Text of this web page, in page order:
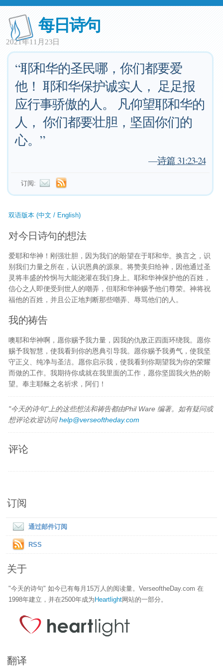
每日诗句
2021年11月23日
“耶和华的圣民哪，你们都要爱
他！ 耶和华保护诚实人， 足足报
应行事骄傲的人。 凡仰望耶和华的
人， 你们都要壮胆，坚固你们的
心。”
—诗篇 31:23-24
订阅:
双语版本 (中文 / English)
对今日诗句的想法
爱耶和华神！刚强壮胆，因为我们的盼望在于耶和华。换言之，识
别我们力量之所在，认识恩典的源泉。将赞美归给神，因他通过圣
灵将丰盛的怜悯与大能浇灌在我们身上。耶和华神保护他的百姓，
信心之人即便受到世人的嘲弄，但耶和华神赐予他们尊荣。神将祝
福他的百姓，并且公正地判断那些嘲弄、辱骂他们的人。
我的祷告
噢耶和华神啊，愿你赐予我力量，因我的仇敌正四面环绕我。愿你
赐予我智慧，使我看到你的恩典引导我。愿你赐予我勇气，使我坚
守正义、纯净与圣洁。愿你启示我，使我看到你期望我为你的荣耀
而做的工作。我期待你成就在我里面的工作，愿你坚固我火热的盼
望。奉主耶稣之名祈求，阿们！
"今天的诗句"上的这些想法和祷告都由Phil Ware 编著。如有疑问或
想评论欢迎访问help@verseoftheday.com
评论
订阅
通过邮件订阅
RSS
关于
"今天的诗句" 如今已有每月15万人的阅读量。VerseoftheDay.com 在
1998年建立，并在2500年成为 Heartlight网站的一部分。
翻译